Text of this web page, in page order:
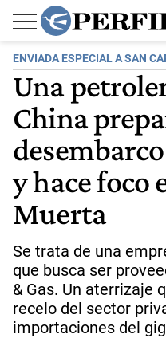
ENVIADA ESPECIAL A SAN
Una
China
y hace foco
Muerta
Se trata de una
que busca ser
& Gas. Un aterrizaje
recelo del sector
importaciones del